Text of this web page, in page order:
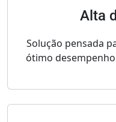
Alta
Solução pensada
ótimo